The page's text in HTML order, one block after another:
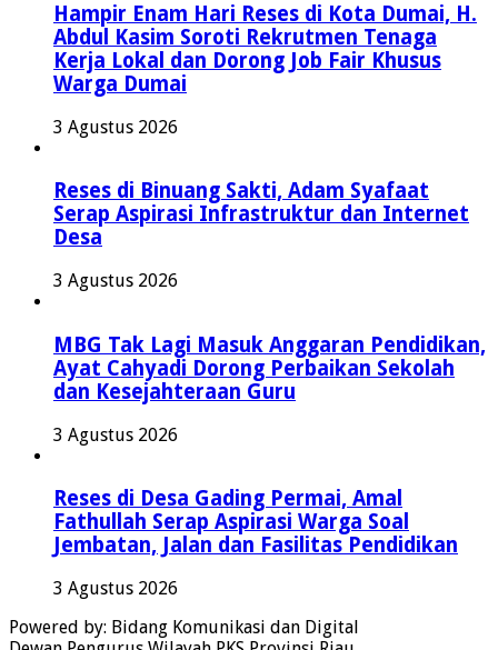
Hampir Enam Hari Reses di Kota Dumai, H.
Abdul Kasim Soroti Rekrutmen Tenaga
Kerja Lokal dan Dorong Job Fair Khusus
Warga Dumai
3 Agustus 2026
Reses di Binuang Sakti, Adam Syafaat
Serap Aspirasi Infrastruktur dan Internet
Desa
3 Agustus 2026
MBG Tak Lagi Masuk Anggaran Pendidikan,
Ayat Cahyadi Dorong Perbaikan Sekolah
dan Kesejahteraan Guru
3 Agustus 2026
Reses di Desa Gading Permai, Amal
Fathullah Serap Aspirasi Warga Soal
Jembatan, Jalan dan Fasilitas Pendidikan
3 Agustus 2026
Powered by: Bidang Komunikasi dan Digital